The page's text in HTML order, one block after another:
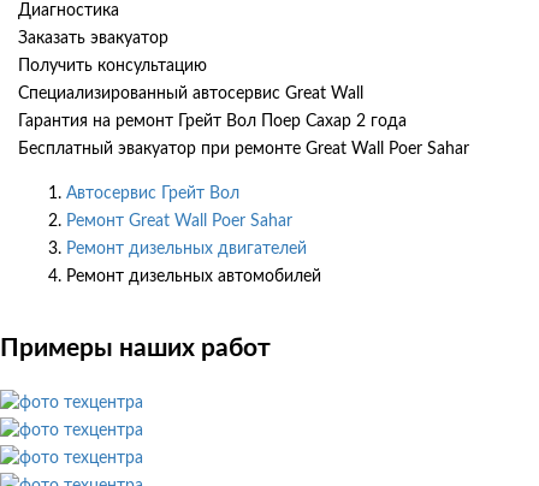
Диагностика
Заказать эвакуатор
Получить консультацию
Специализированный автосервис Great Wall
Гарантия на ремонт Грейт Вол Поер Сахар 2 года
Бесплатный эвакуатор при ремонте Great Wall Poer Sahar
Автосервис Грейт Вол
Ремонт Great Wall Poer Sahar
Ремонт дизельных двигателей
Ремонт дизельных автомобилей
Примеры наших работ